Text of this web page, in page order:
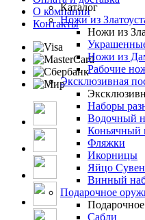
О компании
Контакты
Каталог
Ножи из
Ножи из
Ножи из
Рабочие
Эксклюзивная
Наборы
Водочный
Коньячный
Фляжки
Икорницы
Яйцо
Винный
Подарочное
Сабли